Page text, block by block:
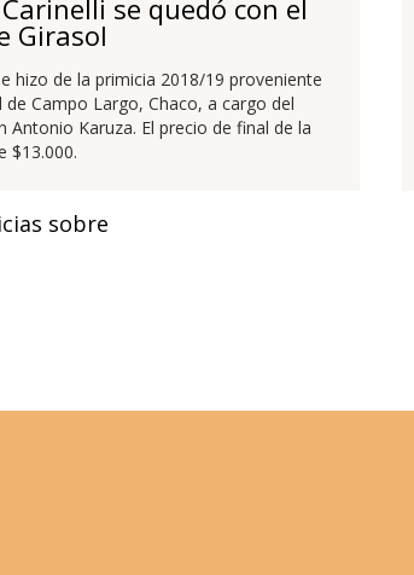
se quedó con el
Girasol
hizo de la primicia 2018/19 proveniente
de Campo Largo, Chaco, a cargo del
Antonio Karuza. El precio de final de la
$13.000.
sobre